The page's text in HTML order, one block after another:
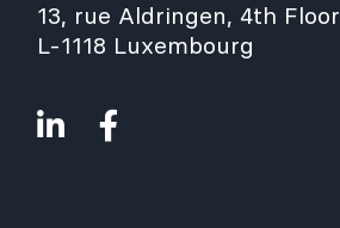
13, rue Aldringen, 4th Floor
L-1118 Luxembourg